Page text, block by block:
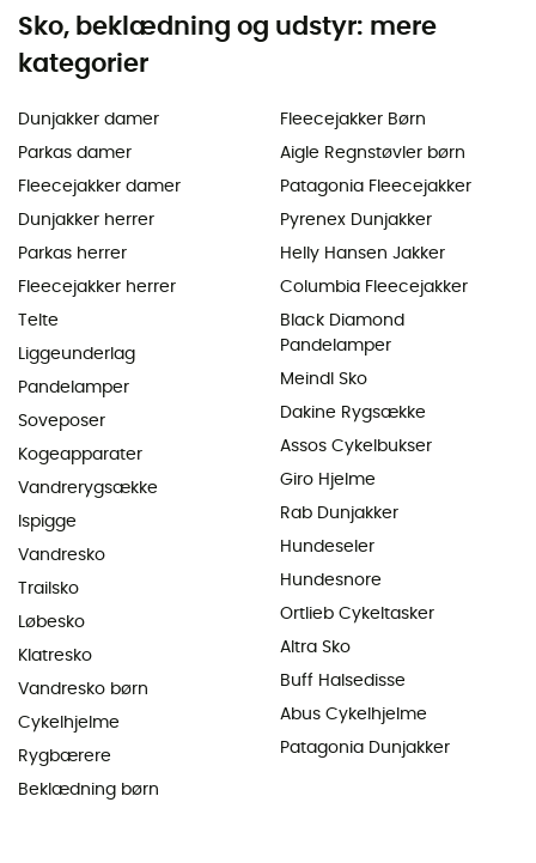
Sko, beklædning og udstyr: mere
kategorier
Dunjakker damer
Parkas damer
Fleecejakker damer
Dunjakker herrer
Parkas herrer
Fleecejakker herrer
Telte
Liggeunderlag
Pandelamper
Soveposer
Kogeapparater
Vandrerygsække
Ispigge
Vandresko
Trailsko
Løbesko
Klatresko
Vandresko børn
Cykelhjelme
Rygbærere
Beklædning børn
Fleecejakker Børn
Aigle Regnstøvler børn
Patagonia Fleecejakker
Pyrenex Dunjakker
Helly Hansen Jakker
Columbia Fleecejakker
Black Diamond
Pandelamper
Meindl Sko
Dakine Rygsække
Assos Cykelbukser
Giro Hjelme
Rab Dunjakker
Hundeseler
Hundesnore
Ortlieb Cykeltasker
Altra Sko
Buff Halsedisse
Abus Cykelhjelme
Patagonia Dunjakker